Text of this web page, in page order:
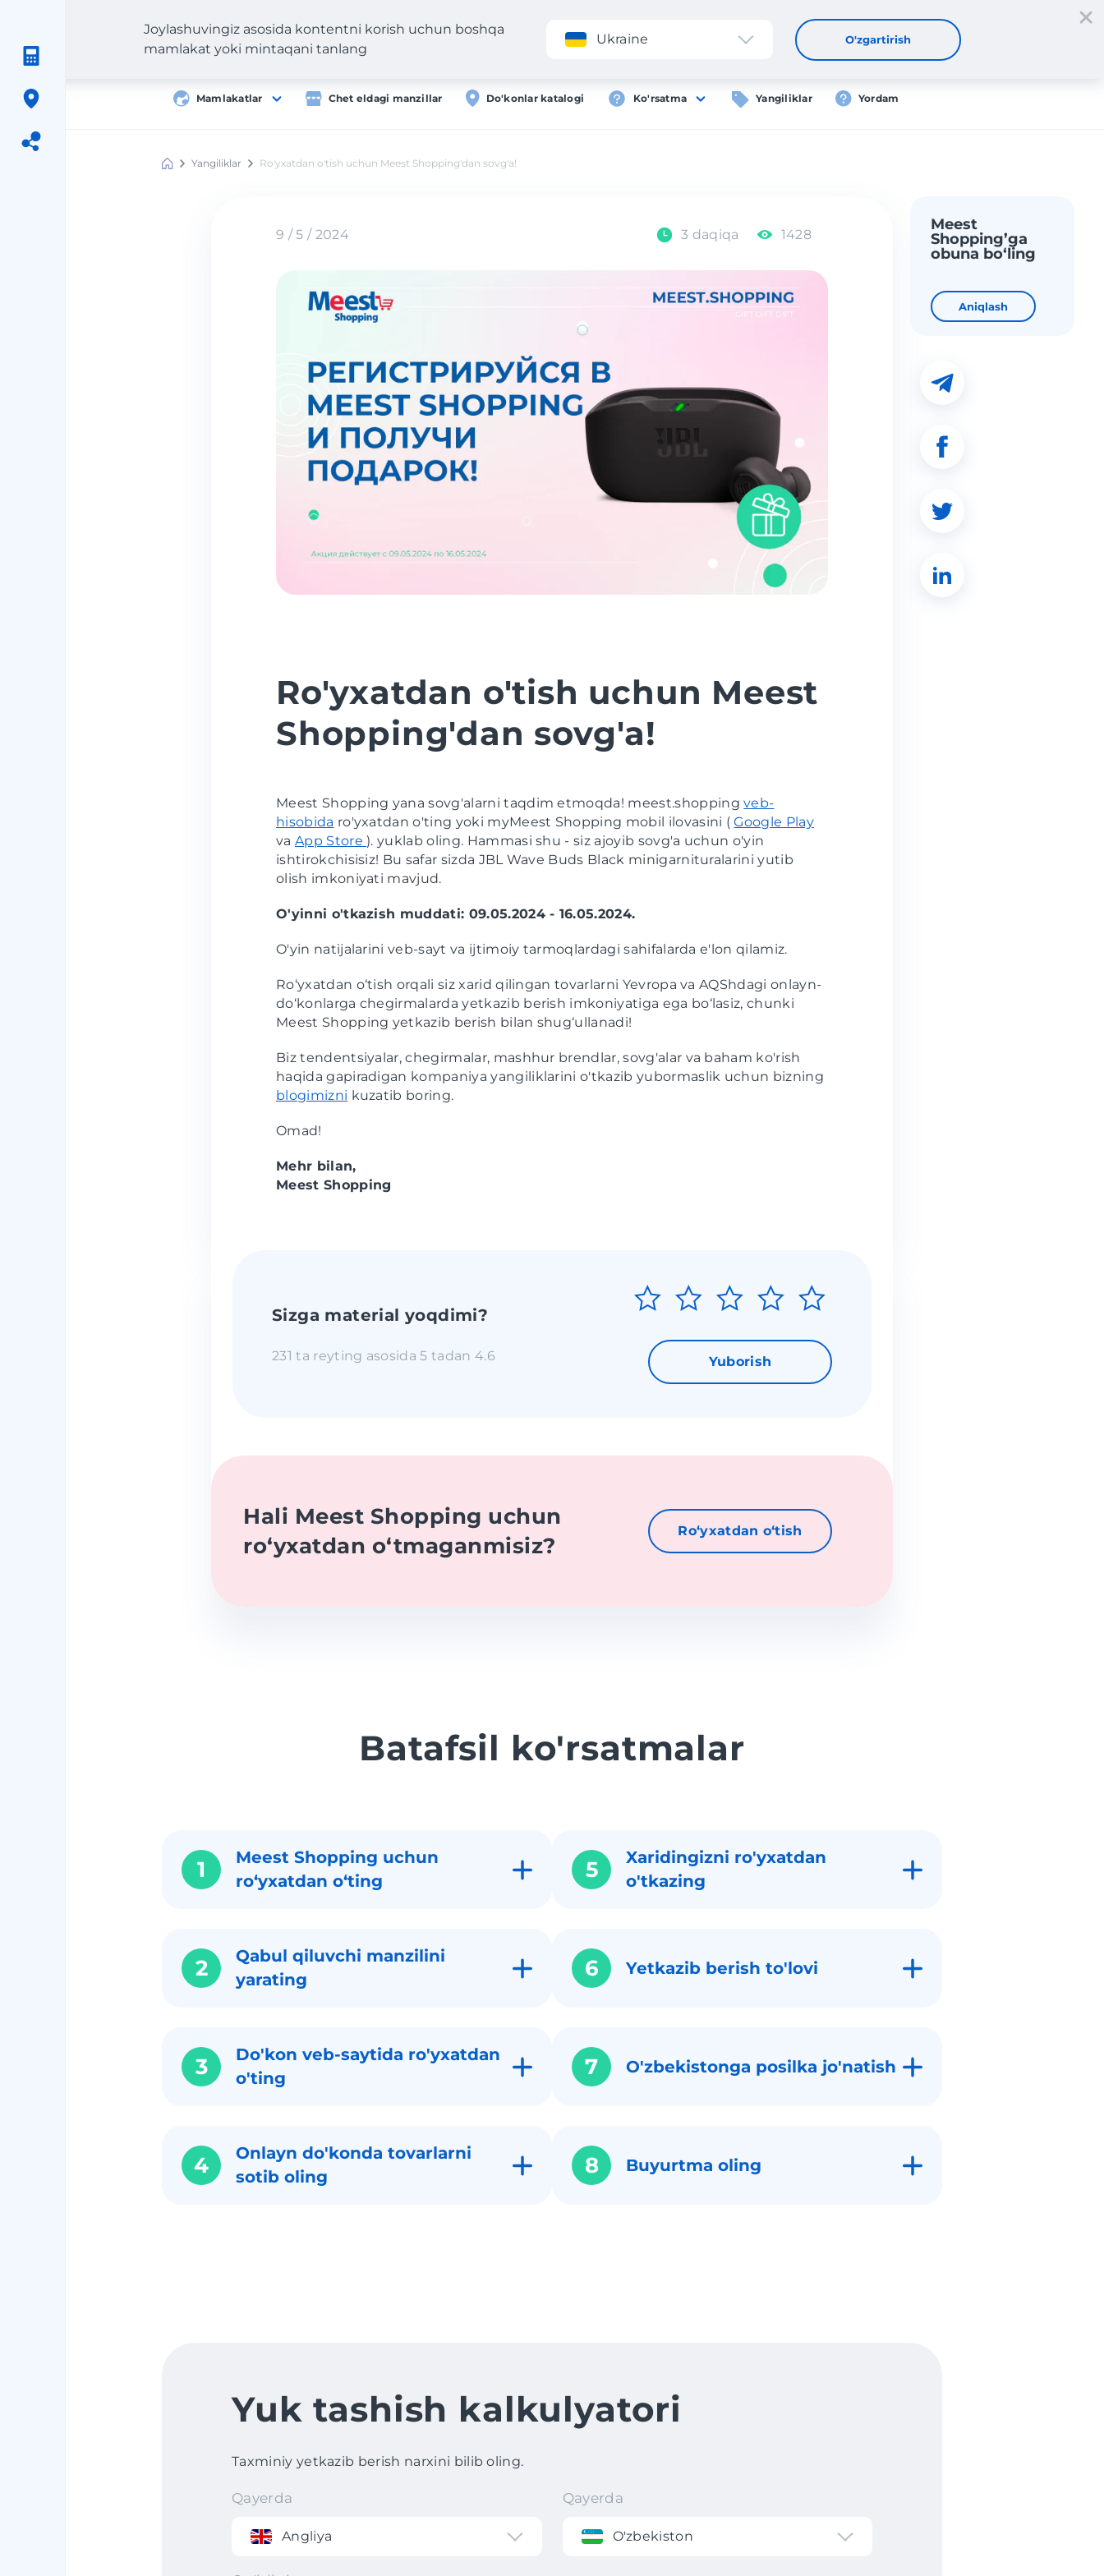
Ilova Roʻyxatdan oʻtish Kirish UZ
Mamlakatlar Chet eldagi manzillar Do'konlar katalogi Ko'rsatma Yangiliklar Yordam
Joylashuvingiz asosida kontentni korish uchun boshqa
mamlakat yoki mintaqani tanlang
Ukraine O'zgartirish
Meest Yangiliklar Ro'yxatdan o'tish uchun Meest Shopping'dan sovg'a!
9 / 5 / 2024 3 daqiqa 1428
Meest
Shopping’ga
obuna bo‘ling
Aniqlash
Ro'yxatdan o'tish uchun Meest
Shopping'dan sovg'a!
Meest Shopping yana sovg'alarni taqdim etmoqda! meest.shoppingveb-
hisobida ro'yxatdan o'ting yoki myMeest Shopping mobil ilovasini (Google Play
va App Store). yuklab oling. Hammasi shu - siz ajoyib sovg'a uchun o'yin
ishtirokchisisiz! Bu safar sizda JBL Wave Buds Black minigarnituralarini yutib
olish imkoniyati mavjud.
O'yinni o'tkazish muddati: 09.05.2024 - 16.05.2024.
O'yin natijalarini veb-sayt va ijtimoiy tarmoqlardagi sahifalarda e'lon qilamiz.
Ro‘yxatdan o‘tish orqali siz xarid qilingan tovarlarni Yevropa va AQShdagi onlayn-
do‘konlarga chegirmalarda yetkazib berish imkoniyatiga ega bo‘lasiz, chunki
Meest Shopping yetkazib berish bilan shug‘ullanadi!
Biz tendentsiyalar, chegirmalar, mashhur brendlar, sovg'alar va baham ko'rish
haqida gapiradigan kompaniya yangiliklarini o'tkazib yubormaslik uchun bizning
blogimizni kuzatib boring.
Omad!
Mehr bilan,
Meest Shopping
Sizga material yoqdimi?
231 ta reyting asosida 5 tadan 4.6 Yuborish
Hali Meest Shopping uchun
roʻyxatdan oʻtmaganmisiz?
Roʻyxatdan oʻtish
Batafsil ko'rsatmalar
1
Meest Shopping uchun
roʻyxatdan oʻting
2
Qabul qiluvchi manzilini
yarating
3
Do'kon veb-saytida ro'yxatdan
o'ting
4
Onlayn do'konda tovarlarni
sotib oling
5
Xaridingizni ro'yxatdan
o'tkazing
6 Yetkazib berish to'lovi
7 O'zbekistonga posilka jo'natish
8 Buyurtma oling
Yuk tashish kalkulyatori
Taxminiy yetkazib berish narxini bilib oling.
Qayerda
Angliya
Qayerda
O'zbekiston